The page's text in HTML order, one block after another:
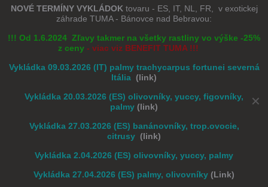
✕
NOVÉ TERMÍNY VYKLÁDOK tovaru - ES, IT, NL, FR, v exotickej
záhrade TUMA - Bánovce nad Bebravou:
!!! Od 1.6.2024 Zľavy takmer na všetky rastliny vo výške -25%
z ceny - viac viz BENEFIT TUMA !!!
Vykládka 09.03.2026 (IT) palmy trachycarpus fortunei severná
Itália (link)
Vykládka 20.03.2026 (ES) olivovníky, yuccy, figovníky,
palmy (link)
Vykládka 27.03.2026 (ES) banánovníky, trop.ovocie,
citrusy (link)
Vykládka 2.04.2026 (ES) olivovníky, yuccy, palmy
Vykládka 27.04.2026 (ES) palmy, olivovníky (Link)